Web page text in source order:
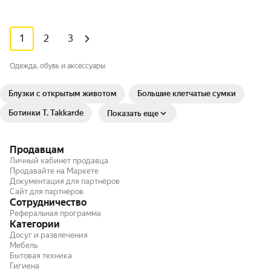
1 2 3
Одежда, обувь и аксессуары
Блузки с открытым животом Большие клетчатые сумки
Ботинки T. Takkarde Показать еще
Продавцам
Личный кабинет продавца
Продавайте на Маркете
Документация для партнёров
Сайт для партнёров
Сотрудничество
Реферальная программа
Категории
Досуг и развлечения
Мебель
Бытовая техника
Гигиена